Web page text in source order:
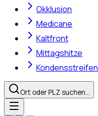
Okklusion
Medicane
Kaltfront
Mittagshitze
Kondensstreifen
Ort oder PLZ suchen…